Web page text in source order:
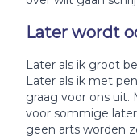
Later wordt
Later als ik groot
Later als ik met
graag voor ons uit.
voor sommige
geen arts worden